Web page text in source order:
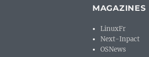
MAGAZINES
LinuxFr
Next-Inpact
OSNews